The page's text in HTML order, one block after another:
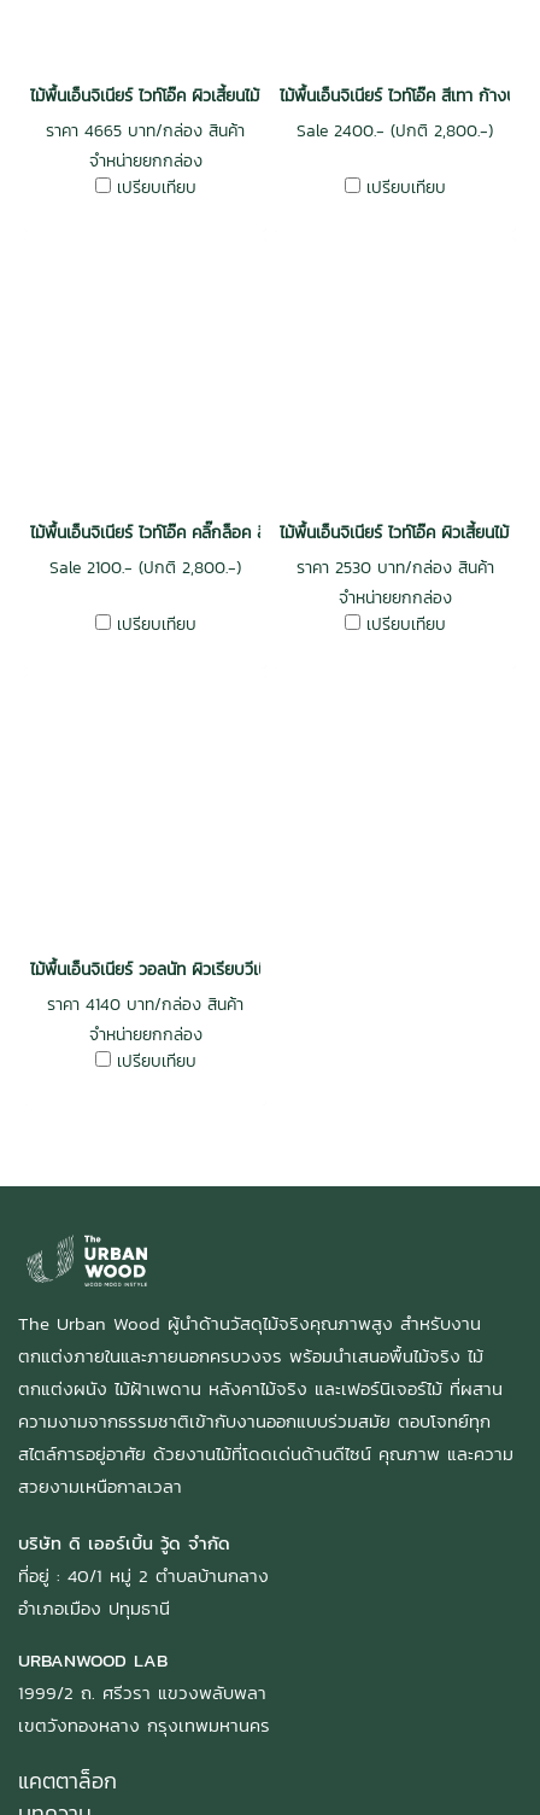
ไม้พื้นเอ็นจิเนียร์ ไวท์โอ๊ค ผิวเสี้ยนไม้ รางลิ้น สีแอนทีคเซียนนา 15x190x500-
ราคา 4665 บาท/กล่อง สินค้า
จำหน่ายยกกล่อง
เปรียบเทียบ
ไม้พื้นเอ็นจิเนียร์ ไวท์โอ๊ค สีเทา ก้างปลา
Sale 2400.- (ปกติ 2,800.-)
เปรียบเทียบ
ไม้พื้นเอ็นจิเนียร์ ไวท์โอ๊ค คลิ๊กล็อค สีธรรมชาติ
Sale 2100.- (ปกติ 2,800.-)
เปรียบเทียบ
ไม้พื้นเอ็นจิเนียร์ ไวท์โอ๊ค ผิวเสี้ยนไม้
ราคา 2530 บาท/กล่อง สินค้า
จำหน่ายยกกล่อง
เปรียบเทียบ
ไม้พื้นเอ็นจิเนียร์ วอลนัท ผิวเรียบวีเนียร์ 3 mm กันปลวก สีธรรมชาติ
ราคา 4140 บาท/กล่อง สินค้า
จำหน่ายยกกล่อง
เปรียบเทียบ
The Urban Wood ผู้นำด้านวัสดุไม้จริงคุณภาพสูง สำหรับงาน
ตกแต่งภายในและภายนอกครบวงจร พร้อมนำเสนอพื้นไม้จริง ไม้
ตกแต่งผนัง ไม้ฝ้าเพดาน หลังคาไม้จริง และเฟอร์นิเจอร์ไม้ ที่ผสาน
ความงามจากธรรมชาติเข้ากับงานออกแบบร่วมสมัย ตอบโจทย์ทุก
สไตล์การอยู่อาศัย ด้วยงานไม้ที่โดดเด่นด้านดีไซน์ คุณภาพ และความ
สวยงามเหนือกาลเวลา
บริษัท ดิ เออร์เบิ้น วู้ด จำกัด
ที่อยู่ : 40/1 หมู่ 2 ตำบลบ้านกลาง
อำเภอเมือง ปทุมธานี
URBANWOOD LAB
1999/2 ถ. ศรีวรา แขวงพลับพลา
เขตวังทองหลาง กรุงเทพมหานคร
แคตตาล็อก